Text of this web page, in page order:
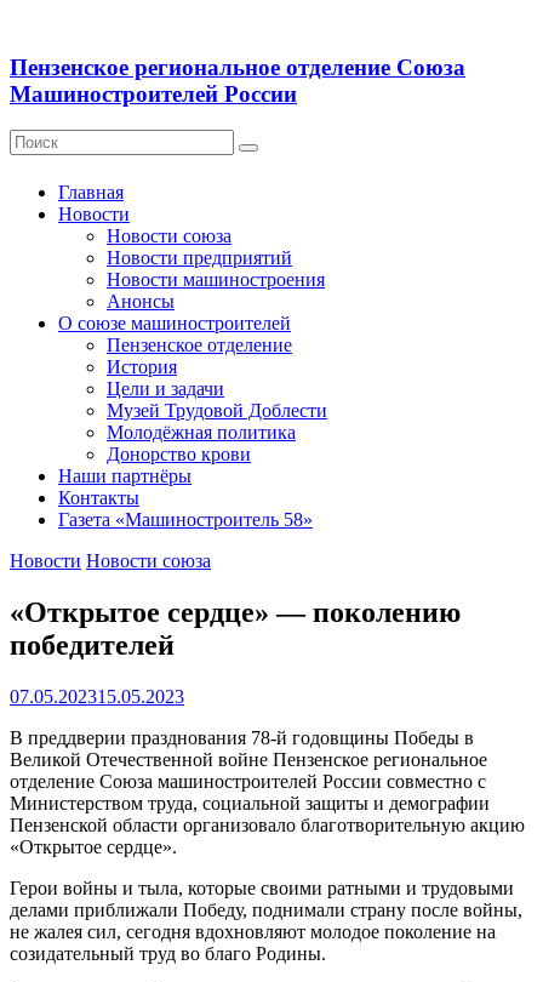
Пензенское региональное отделение Союза
Машиностроителей России
Главная
Новости
Новости союза
Новости предприятий
Новости машиностроения
Анонсы
О союзе машиностроителей
Пензенское отделение
История
Цели и задачи
Музей Трудовой Доблести
Молодёжная политика
Донорство крови
Наши партнёры
Контакты
Газета «Машиностроитель 58»
Новости Новости союза
«Открытое сердце» — поколению
победителей
07.05.202315.05.2023
В преддверии празднования 78-й годовщины Победы в
Великой Отечественной войне Пензенское региональное
отделение Союза машиностроителей России совместно с
Министерством труда, социальной защиты и демографии
Пензенской области организовало благотворительную акцию
«Открытое сердце».
Герои войны и тыла, которые своими ратными и трудовыми
делами приближали Победу, поднимали страну после войны,
не жалея сил, сегодня вдохновляют молодое поколение на
созидательный труд во благо Родины.